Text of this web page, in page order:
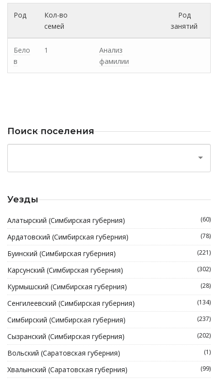
Род
Кол-во
семей
Род
занятий
Бело
в
1
Анализ
фамилии
Поиск поселения
Уезды
Алатырский (Симбирская губерния) (60)
Ардатовский (Симбирская губерния) (78)
Буинский (Симбирская губерния) (221)
Карсунский (Симбирская губерния) (302)
Курмышский (Симбирская губерния) (28)
Сенгилеевский (Симбирская губерния) (134)
Симбирский (Симбирская губерния) (237)
Сызранский (Симбирская губерния) (202)
Вольский (Саратовская губерния) (1)
Хвалынский (Саратовская губерния) (99)